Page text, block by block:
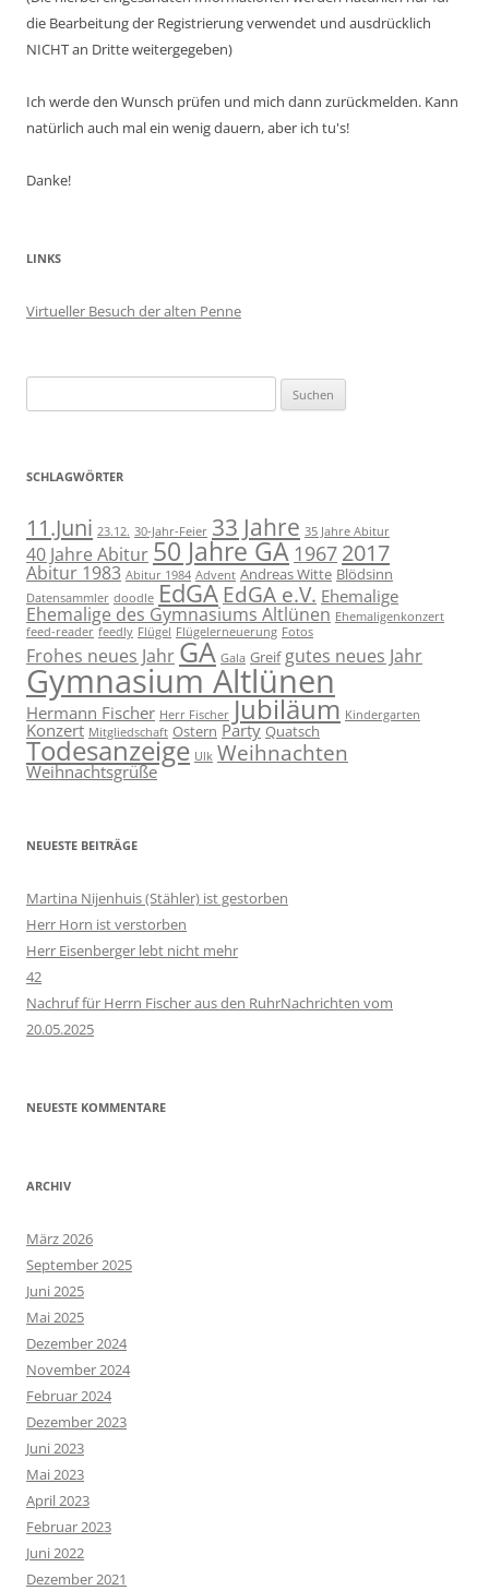
die Bearbeitung der Registrierung verwendet und ausdrücklich
NICHT an Dritte weitergegeben)
Ich werde den Wunsch prüfen und mich dann zurückmelden. Kann
natürlich auch mal ein wenig dauern, aber ich tu's!
Danke!
LINKS
Virtueller Besuch der alten Penne
nach:
SCHLAGWÖRTER
11.Juni 23.12. 30-Jahr-Feier 33 Jahre 35 Jahre Abitur
40 Jahre Abitur 50 Jahre GA 1967 2017
Abitur 1983 Abitur 1984 Advent Andreas Witte Blödsinn
Datensammler doodle EdGA EdGA e.V. Ehemalige
Ehemalige des Gymnasiums Altlünen Ehemaligenkonzert
feed-reader feedly Flügel Flügelerneuerung Fotos
Frohes neues Jahr GA Gala Greif gutes neues Jahr
Gymnasium Altlünen
Hermann Fischer Herr Fischer Jubiläum Kindergarten
Konzert Mitgliedschaft Ostern Party Quatsch
Todesanzeige Ulk Weihnachten
Weihnachtsgrüße
NEUESTE BEITRÄGE
Martina Nijenhuis (Stähler) ist gestorben
Herr Horn ist verstorben
Herr Eisenberger lebt nicht mehr
42
Nachruf für Herrn Fischer aus den RuhrNachrichten vom
20.05.2025
NEUESTE KOMMENTARE
ARCHIV
März 2026
September 2025
Juni 2025
Mai 2025
Dezember 2024
November 2024
Februar 2024
Dezember 2023
Juni 2023
Mai 2023
April 2023
Februar 2023
Juni 2022
Dezember 2021